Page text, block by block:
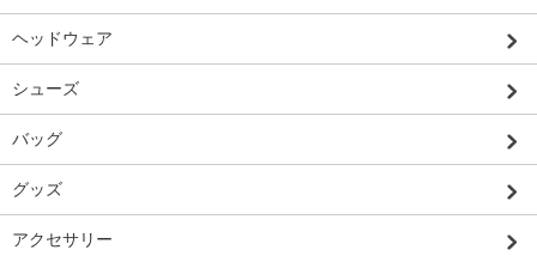
ヘッドウェア
シューズ
バッグ
グッズ
アクセサリー